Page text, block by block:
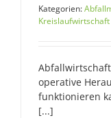
Kategorien:
Kreislaufwirtschaft
operative
funktionieren
[...]